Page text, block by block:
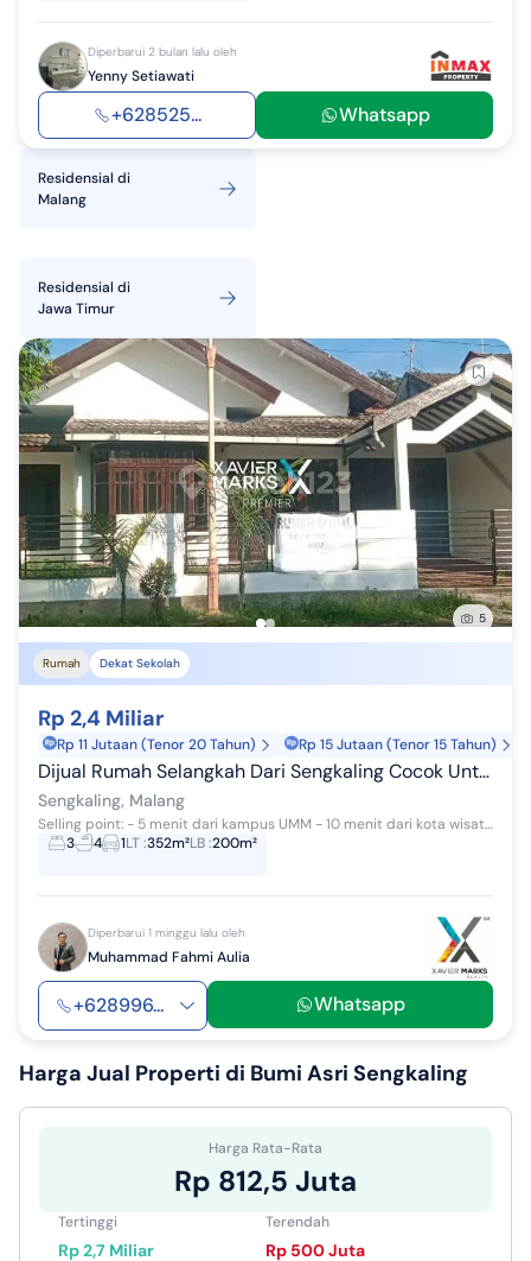
Diperbarui 2 bulan lalu oleh
Yenny Setiawati
+628525... Whatsapp
Residensial di
Malang
Residensial di
Jawa Timur
5
Rumah Dekat Sekolah
Rp 2,4 Miliar
Rp 11 Jutaan (Tenor 20 Tahun) Rp 15 Jutaan (Tenor 15 Tahun)
Dijual Rumah Selangkah Dari Sengkaling Cocok Untuk Hunian
Sengkaling, Malang
Selling point: - 5 menit dari kampus UMM - 10 menit dari kota wisata batu - one gate system - row jalan lebar
3
4 1LT:352m²LB:200m²
Diperbarui 1 minggu lalu oleh
Muhammad Fahmi Aulia
+628996... Whatsapp
Harga Jual Properti di Bumi Asri Sengkaling
Harga Rata-Rata
Rp 812,5 Juta
Tertinggi
Rp 2,7 Miliar
Terendah
Rp 500 Juta